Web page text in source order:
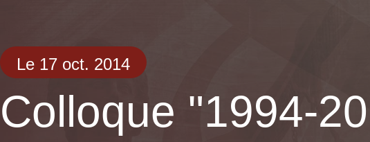
Le 17 oct. 2014
Colloque "1994-